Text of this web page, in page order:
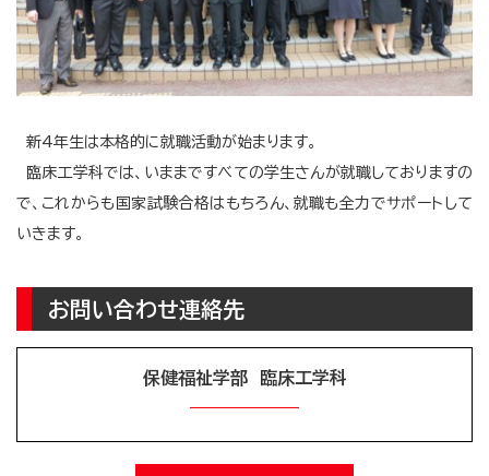
新4年生は本格的に就職活動が始まります。
臨床工学科では、いままですべての学生さんが就職しておりますの
で、これからも国家試験合格はもちろん、就職も全力でサポートして
いきます。
お問い合わせ連絡先
保健福祉学部 臨床工学科